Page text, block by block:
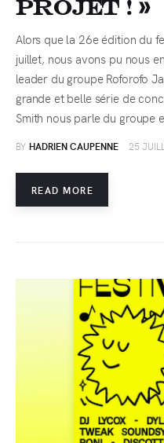
projet ! »
Alors que la 26e édition du
juillet, nous avons pu nous
leader du groupe Roforofo
grande et belle série de
Smith nous parle du groupe
BY HADRIEN CAUPENNE 25
READ MORE